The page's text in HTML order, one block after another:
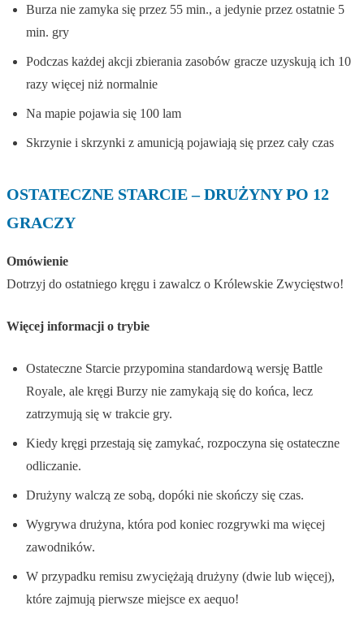
Burza nie zamyka się przez 55 min., a jedynie przez ostatnie 5
min. gry
Podczas każdej akcji zbierania zasobów gracze uzyskują ich 10
razy więcej niż normalnie
Na mapie pojawia się 100 lam
Skrzynie i skrzynki z amunicją pojawiają się przez cały czas
OSTATECZNE STARCIE – DRUŻYNY PO 12
GRACZY
Omówienie
Dotrzyj do ostatniego kręgu i zawalcz o Królewskie Zwycięstwo!
Więcej informacji o trybie
Ostateczne Starcie przypomina standardową wersję Battle
Royale, ale kręgi Burzy nie zamykają się do końca, lecz
zatrzymują się w trakcie gry.
Kiedy kręgi przestają się zamykać, rozpoczyna się ostateczne
odliczanie.
Drużyny walczą ze sobą, dopóki nie skończy się czas.
Wygrywa drużyna, która pod koniec rozgrywki ma więcej
zawodników.
W przypadku remisu zwyciężają drużyny (dwie lub więcej),
które zajmują pierwsze miejsce ex aequo!